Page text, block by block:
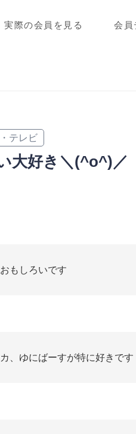
実際の会員を見る 会員
テレビ
大好き＼(^o^)／
もしろいです
、ゆにばーすが特に好きです